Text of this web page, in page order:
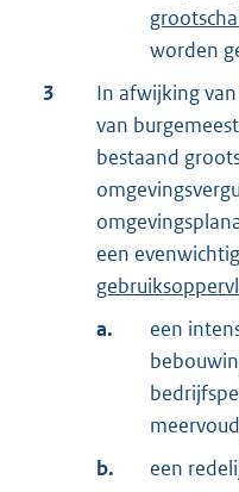
worden
3
In afwijking
van
bestaand
een
a.
een
b.
een